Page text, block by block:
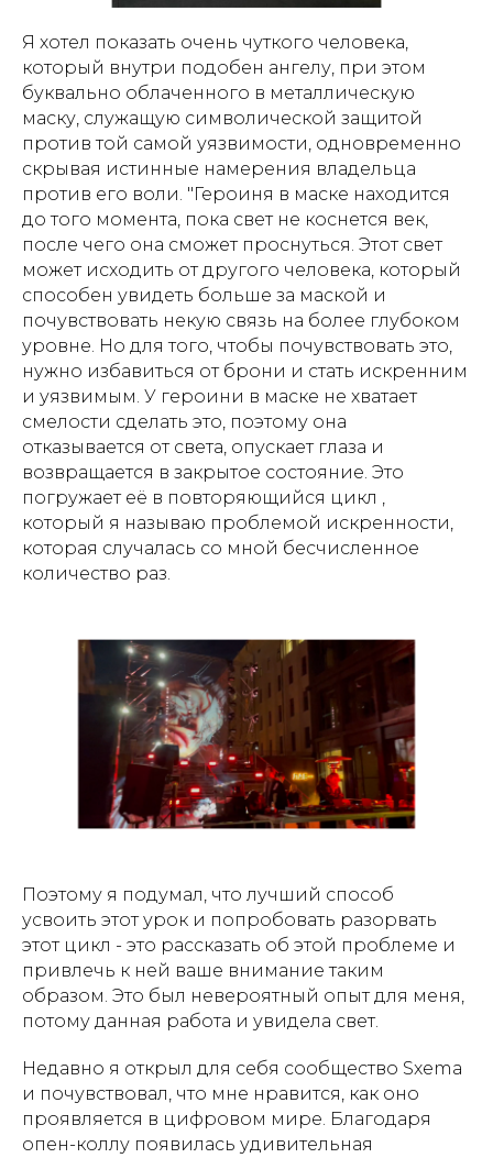
Я хотел показать очень чуткого человека,
который внутри подобен ангелу, при этом
буквально облаченного в металлическую
маску, служащую символической защитой
против той самой уязвимости, одновременно
скрывая истинные намерения владельца
против его воли. "Героиня в маске находится
до того момента, пока свет не коснется век,
после чего она сможет проснуться. Этот свет
может исходить от другого человека, который
способен увидеть больше за маской и
почувствовать некую связь на более глубоком
уровне. Но для того, чтобы почувствовать это,
нужно избавиться от брони и стать искренним
и уязвимым. У героини в маске не хватает
смелости сделать это, поэтому она
отказывается от света, опускает глаза и
возвращается в закрытое состояние. Это
погружает её в повторяющийся цикл ,
который я называю проблемой искренности,
которая случалась со мной бесчисленное
количество раз.
Поэтому я подумал, что лучший способ
усвоить этот урок и попробовать разорвать
этот цикл - это рассказать об этой проблеме и
привлечь к ней ваше внимание таким
образом. Это был невероятный опыт для меня,
потому данная работа и увидела свет.
Недавно я открыл для себя сообщество Sxema
и почувствовал, что мне нравится, как оно
проявляется в цифровом мире. Благодаря
опен-коллу появилась удивительная